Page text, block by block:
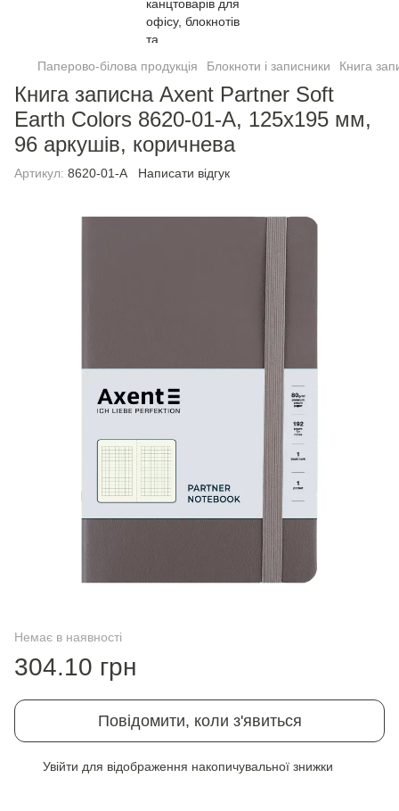
Паперово-білова продукція Блокноти і записники Книга
Книга записна Axent Partner Soft
Earth Colors 8620-01-A, 125x195 мм,
96 аркушів, коричнева
Артикул: 8620-01-A Написати відгук
Немає в наявності
304.10 грн
Повідомити, коли з'явиться
Увійти для відображення накопичувальної знижки